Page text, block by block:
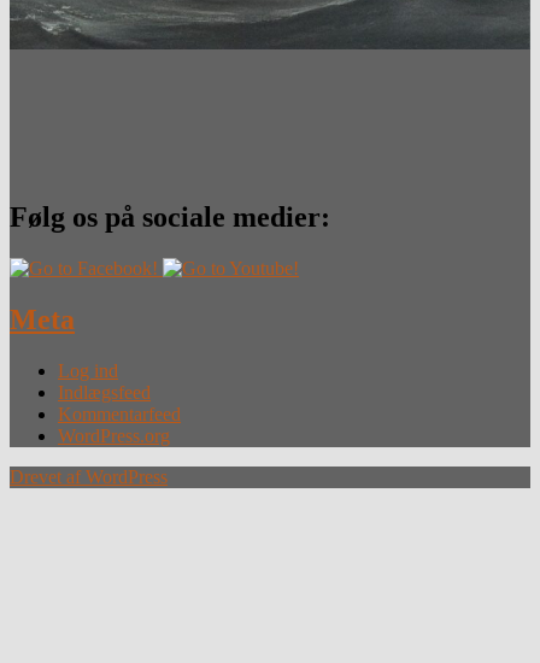
Følg os på sociale medier:
Meta
Log ind
Indlægsfeed
Kommentarfeed
WordPress.org
Drevet af WordPress